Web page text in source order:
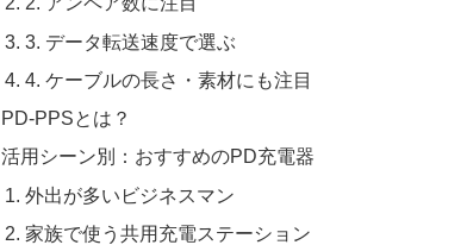
3. データ転送速度で選ぶ
4. ケーブルの長さ・素材にも注目
PD-PPSとは？
活用シーン別：おすすめのPD充電器
外出が多いビジネスマン
家族で使う共用充電ステーション